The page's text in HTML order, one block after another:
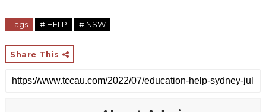
Tags # HELP # NSW
Share This